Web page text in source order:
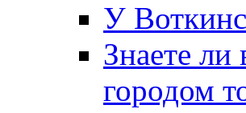
У
Знаете ли
городом